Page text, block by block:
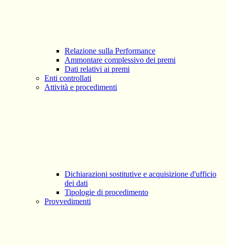
Relazione sulla Performance
Ammontare complessivo dei premi
Dati relativi ai premi
Enti controllati
Attività e procedimenti
Dichiarazioni sostitutive e acquisizione d'ufficio
dei dati
Tipologie di procedimento
Provvedimenti